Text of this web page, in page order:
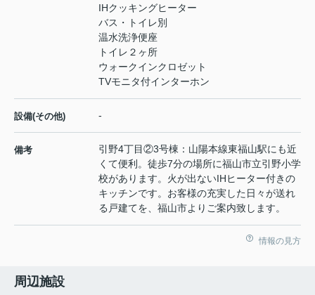
IHクッキングヒーター
バス・トイレ別
温水洗浄便座
トイレ２ヶ所
ウォークインクロゼット
TVモニタ付インターホン
設備(その他) -
備考
引野4丁目②3号棟：山陽本線東福山駅にも近
くて便利。徒歩7分の場所に福山市立引野小学
校があります。火が出ないIHヒーター付きの
キッチンです。お客様の充実した日々が送れ
る戸建てを、福山市よりご案内致します。
情報の見方
周辺施設